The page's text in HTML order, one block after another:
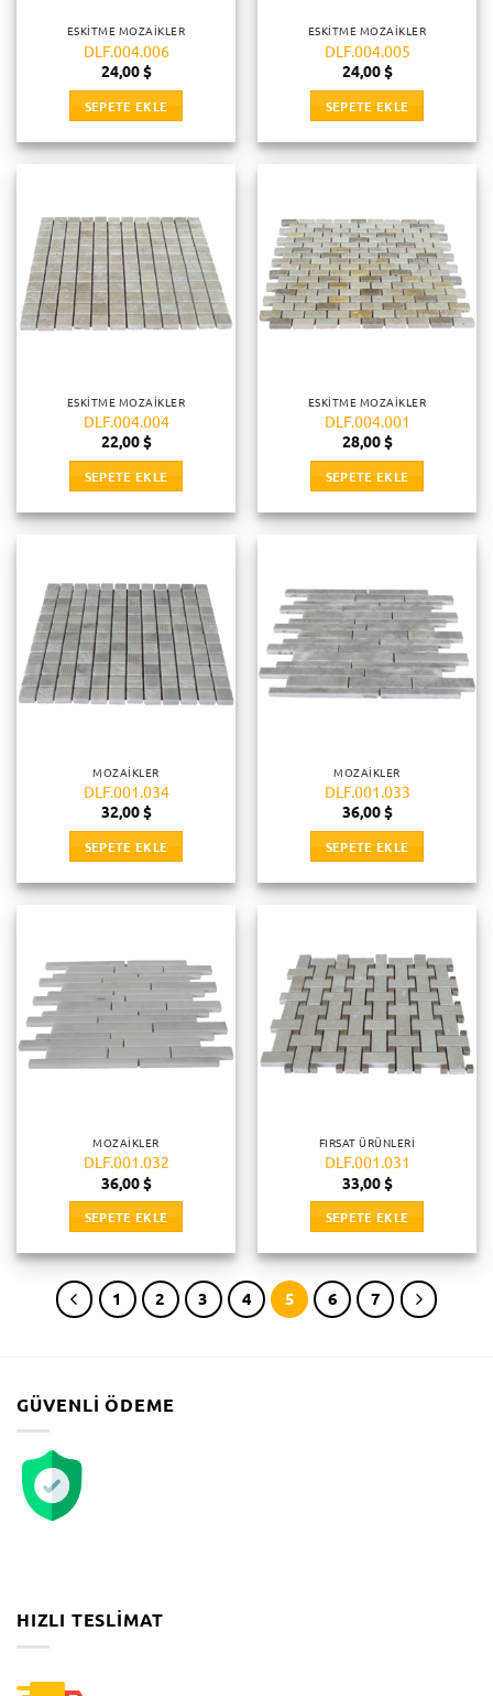
ESKITME MOZAIKLER
DLF.004.006
24,00$
SEPETE EKLE
ESKITME MOZAIKLER
DLF.004.005
24,00$
SEPETE EKLE
ESKITME MOZAIKLER
DLF.004.004
22,00$
SEPETE EKLE
ESKITME MOZAIKLER
DLF.004.001
28,00$
SEPETE EKLE
MOZAIKLER
DLF.001.034
32,00$
SEPETE EKLE
MOZAIKLER
DLF.001.033
36,00$
SEPETE EKLE
MOZAIKLER
DLF.001.032
36,00$
SEPETE EKLE
FIRSAT ÜRÜNLERI
DLF.001.031
33,00$
SEPETE EKLE
1 2 3 4 5 6 7
GÜVENLI ÖDEME
HIZLI TESLIMAT